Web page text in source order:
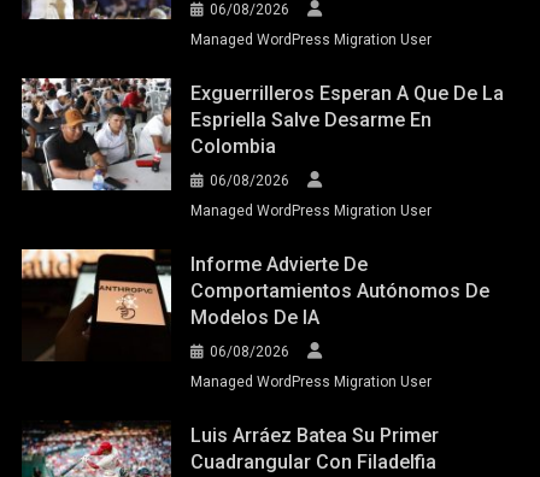
06/08/2026
Managed WordPress Migration User
Exguerrilleros Esperan A Que De La
Espriella Salve Desarme En
Colombia
06/08/2026
Managed WordPress Migration User
Informe Advierte De
Comportamientos Autónomos De
Modelos De IA
06/08/2026
Managed WordPress Migration User
Luis Arráez Batea Su Primer
Cuadrangular Con Filadelfia